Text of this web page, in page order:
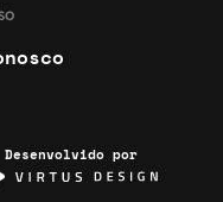
Desenvolvido por